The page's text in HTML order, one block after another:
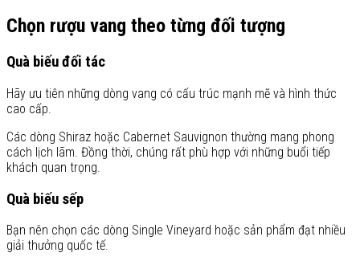
Chọn rượu vang theo từng đối tượng
Quà biếu đối tác
Hãy ưu tiên những dòng vang có cấu trúc mạnh mẽ và hình thức
cao cấp.
Các dòng Shiraz hoặc Cabernet Sauvignon thường mang phong
cách lịch lãm. Đồng thời, chúng rất phù hợp với những buổi tiếp
khách quan trọng.
Quà biếu sếp
Bạn nên chọn các dòng Single Vineyard hoặc sản phẩm đạt nhiều
giải thưởng quốc tế.